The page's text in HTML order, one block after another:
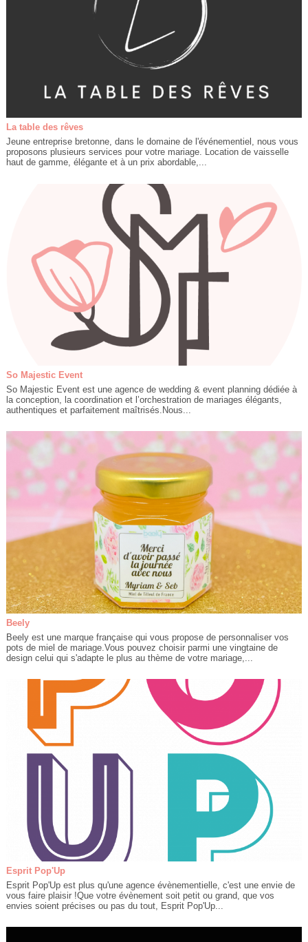
La table des rêves
Jeune entreprise bretonne, dans le domaine de l'événementiel, nous vous
proposons plusieurs services pour votre mariage. Location de vaisselle
haut de gamme, élégante et à un prix abordable,...
So Majestic Event
So Majestic Event est une agence de wedding & event planning dédiée à
la conception, la coordination et l’orchestration de mariages élégants,
authentiques et parfaitement maîtrisés.Nous...
Beely
Beely est une marque française qui vous propose de personnaliser vos
pots de miel de mariage.Vous pouvez choisir parmi une vingtaine de
design celui qui s'adapte le plus au thème de votre mariage,...
Esprit Pop'Up
Esprit Pop'Up est plus qu'une agence évènementielle, c'est une envie de
vous faire plaisir !Que votre évènement soit petit ou grand, que vos
envies soient précises ou pas du tout, Esprit Pop'Up...